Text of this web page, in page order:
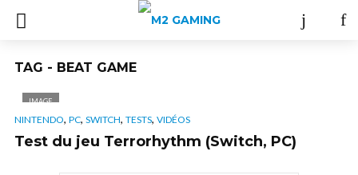
TAG - BEAT GAME
IMAGE
NINTENDO, PC, SWITCH, TESTS, VIDÉOS
Test du jeu Terrorhythm (Switch, PC)